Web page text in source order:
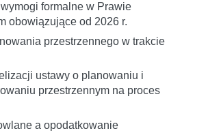
formalne w Prawie
obowiązujące od 2026 r.
przestrzennego w trakcie
ustawy o planowaniu i
przestrzennym na proces
a opodatkowanie